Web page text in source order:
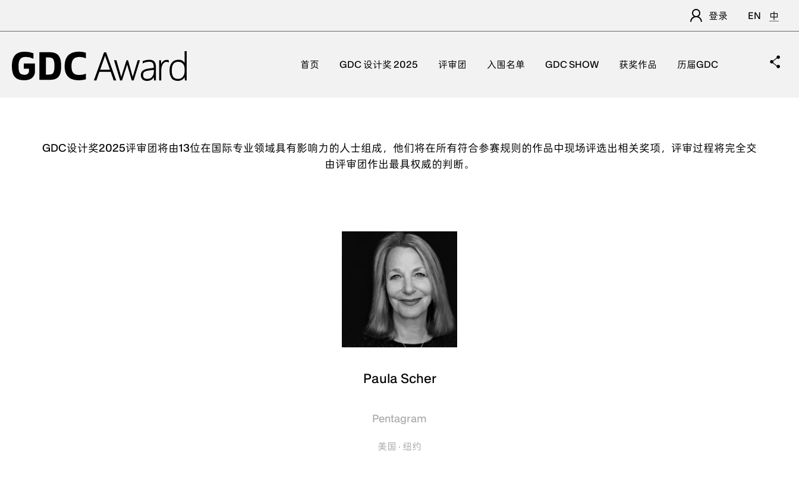
登录 EN 中
首页 GDC 设计奖 2025 评审团 入围名单 GDC SHOW 获奖作品 历届GDC
GDC设计奖2025评审团将由13位在国际专业领域具有影响力的人士组成，他们将在所有符合参赛规则的作品中现场评选出相关奖项，评审过程将完全交
由评审团作出最具权威的判断。
Paula Scher
Pentagram
美国 · 纽约